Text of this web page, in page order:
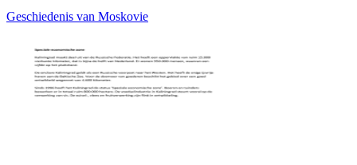
Geschiedenis van Moskovie